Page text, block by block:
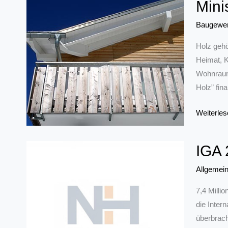
Keine
Umgang
mit
Asbest
Holz
Heimat,
Holz”
Ministerin
mehr
„Bauen
Holz“
IGA
Allgemein
7,4
die